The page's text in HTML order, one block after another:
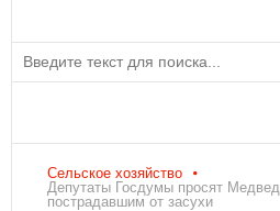
Сельское хозяйство
Депутаты Госдумы просят
пострадавшим от засухи